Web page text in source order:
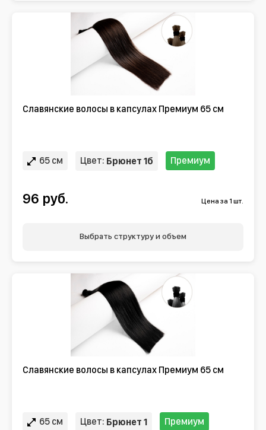
Славянские волосы в капсулах Премиум 65 см
65 см Цвет: Брюнет 1б Премиум
96 руб. Цена за 1 шт.
Выбрать структуру и объем
Славянские волосы в капсулах Премиум 65 см
65 см Цвет: Брюнет 1 Премиум